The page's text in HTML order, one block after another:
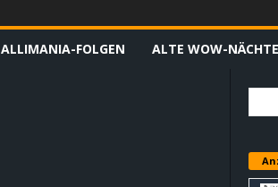
ALLIMANIA-FOLGEN ALTE WOW-NÄCHTE